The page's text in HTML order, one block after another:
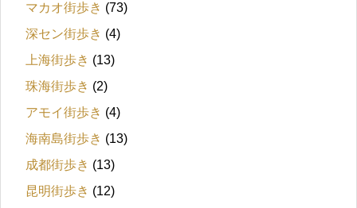
マカオ街歩き (73)
深セン街歩き (4)
上海街歩き (13)
珠海街歩き (2)
アモイ街歩き (4)
海南島街歩き (13)
成都街歩き (13)
昆明街歩き (12)